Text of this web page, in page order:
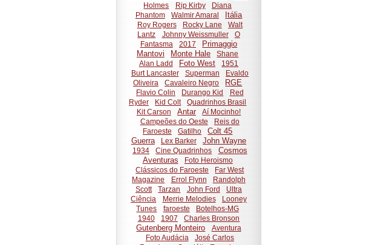
Holmes
Rip Kirby
Diana
Phantom
Walmir Amaral Itália
Roy Rogers Rocky Lane
Walt
Lantz
Johnny Weissmuller
O
Fantasma
2017
Primaggio
Mantovi
Monte Hale
Shane
Alan Ladd
Foto West
1951
Burt Lancaster
Superman
Evaldo
Oliveira
Cavaleiro Negro RGE
Flavio Colin Durango Kid
Red
Ryder
Kid Colt
Quadrinhos Brasil
Kit Carson
Antar
Aí Mocinho!
Campeões do Oeste
Reis do
Faroeste
Gatilho
Colt 45
Guerra
Lex Barker John Wayne
1934 Cine Quadrinhos
Cosmos
Aventuras
Foto Heroismo
Clássicos do Faroeste
Far West
Magazine
Errol Flynn
Randolph
Scott
Tarzan John Ford
Ultra
Ciência
Merrie Melodies
Looney
Tunes
faroeste
Botelhos-MG
1940
1907 Charles Bronson
Gutenberg Monteiro
Aventura
Foto Audácia
José Carlos